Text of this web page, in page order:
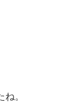
。